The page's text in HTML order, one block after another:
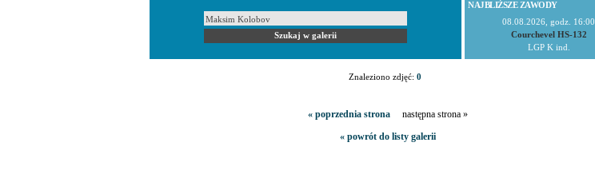
NAJBLIŻSZE ZAWODY
08.08.2026, godz. 16:00
Courchevel HS-132
LGP K ind.
Znaleziono zdjęć: 0
« poprzednia strona następna strona »
« powrót do listy galerii